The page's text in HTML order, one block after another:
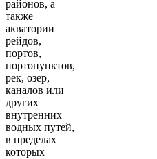
районов, а
также
акватории
рейдов,
портов,
портопунктов,
рек, озер,
каналов или
других
внутренних
водных путей,
в пределах
которых